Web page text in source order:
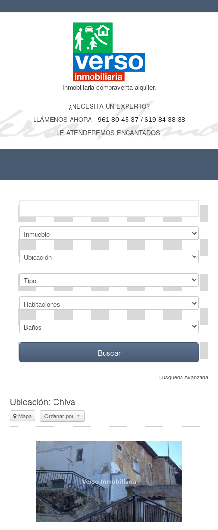
Inmobiliaria compraventa alquiler.
¿NECESITA UN EXPERTO?
LLÁMENOS AHORA - 961 80 45 37 / 619 84 38 38
LE ATENDEREMOS ENCANTADOS.
Búsqueda Avanzada
Ubicación: Chiva
Mapa Ordenar por